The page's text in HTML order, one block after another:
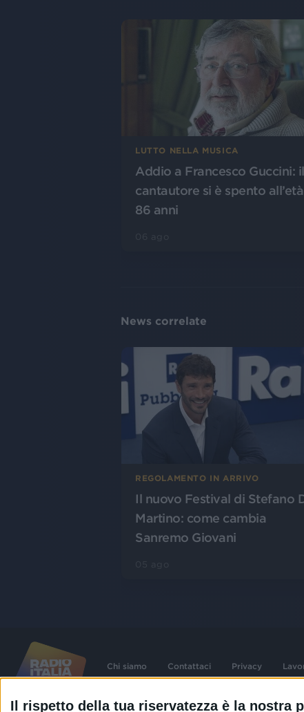
Il rispetto della tua riservatezza è la nostra
LUTTO NELLA MUSICA
Addio a Francesco Guccini: il
cantautore si è spento
86 anni
News correlate
REGOLAMENTO IN ARRIVO
Il nuovo Festival di Stefano
Martino: come cambia
Sanremo Giovani
Chi siamo Contattaci Privacy